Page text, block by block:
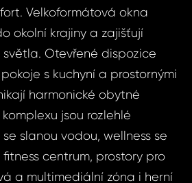
Velkoformátová okna
okolní krajiny a zajišťují
Otevřené dispozice
s kuchyní a prostornými
harmonické obytné
jsou rozlehlé
slanou vodou, wellness se
fitness centrum, prostory pro
a multimediální zóna i herní